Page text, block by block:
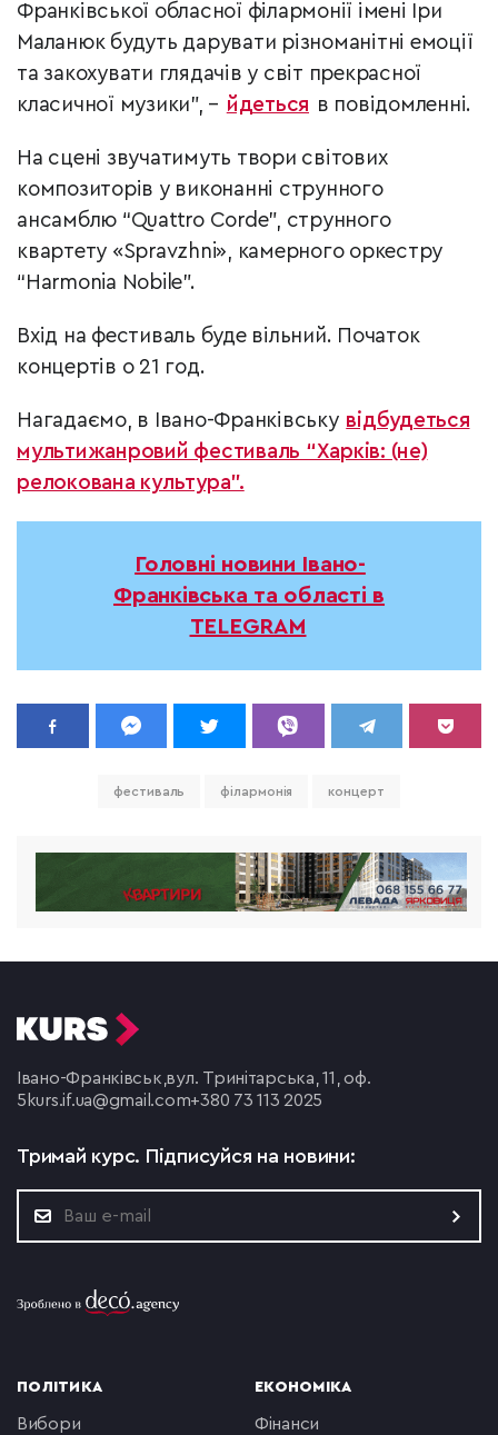
Франківської обласної філармонії імені Іри
Маланюк будуть дарувати різноманітні емоції
та закохувати глядачів у світ прекрасної
класичної музики”, – йдеться в повідомленні.
На сцені звучатимуть твори світових
композиторів у виконанні струнного
ансамблю “Quattro Corde”, струнного
квартету «Spravzhni», камерного оркестру
“Harmonia Nobile”.
Вхід на фестиваль буде вільний. Початок
концертів о 21 год.
Нагадаємо, в Івано-Франківську відбудеться
мультижанровий фестиваль “Харків: (не)
релокована культура”.
Головні новини Івано-
Франківська та області в
TELEGRAM
фестиваль філармонія концерт
Івано-Франківськ,вул. Тринітарська, 11, оф.
5 kurs.if.ua@gmail.com+380 73 113 2025
Тримай курс. Підписуйся на новини:
ПОЛІТИКА
вибори
ЕКОНОМІКА
фінанси